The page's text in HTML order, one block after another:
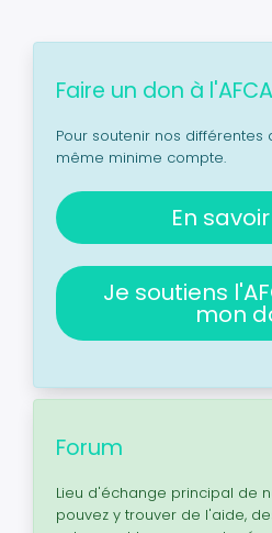
Faire un don à
Pour soutenir nos différentes
même minime compte.
En
Je soutiens
mon
Forum
Lieu d'échange principal de
pouvez y trouver de l'aide,